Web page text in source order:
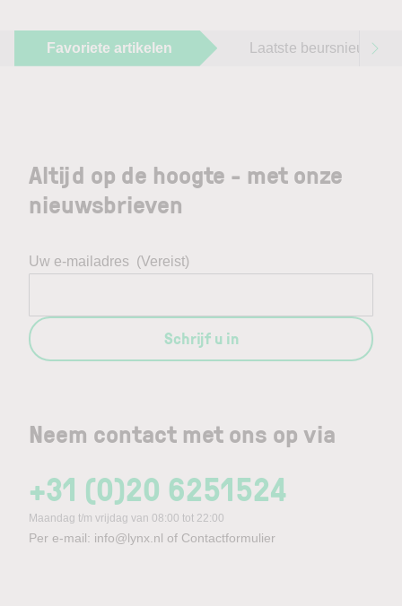
Favoriete artikelen Laatste beursnieuws
Neem contact met ons op via
+31 (0)20 6251524
Maandag t/m vrijdag van 08:00 tot 22:00
Per e-mail: info@lynx.nl of Contactformulier
Altijd op de hoogte - met onze
nieuwsbrieven
Uw e-mailadres (Vereist)
Schrijf u in